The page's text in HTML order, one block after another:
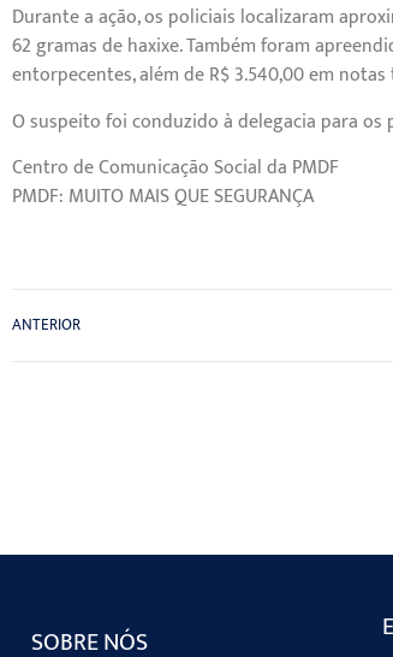
Durante a ação, os policiais localizaram
62 gramas de haxixe. Também foram
entorpecentes, além de R$ 3.540,00 em
O suspeito foi conduzido à delegacia para os
Centro de Comunicação Social da PMDF
PMDF: MUITO MAIS QUE SEGURANÇA
ANTERIOR
SOBRE NÓS